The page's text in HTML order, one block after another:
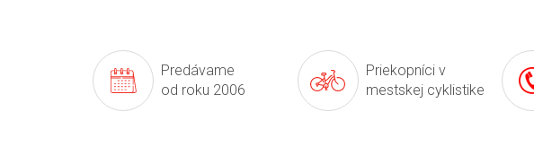
Predávame
od roku 2006
Priekopníci v
mestskej cyklistike